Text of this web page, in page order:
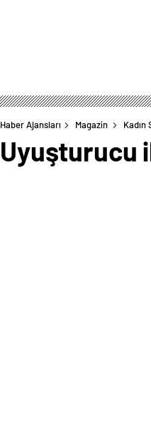
Haber Ajansları Magazin Kadın
Uyuşturucu